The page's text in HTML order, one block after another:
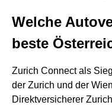
Welche
beste
Zurich Connect als
der Zurich und der
Direktversicherer